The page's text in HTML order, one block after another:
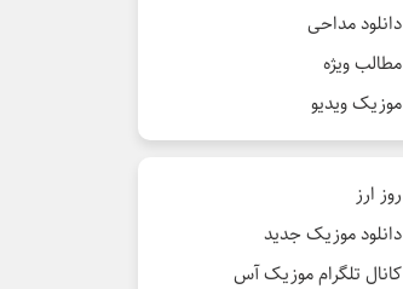
دانلود مداحی
مطالب ویژه
موزیک ویدیو
روز ارز
دانلود موزیک جدید
کانال تلگرام موزیک آس